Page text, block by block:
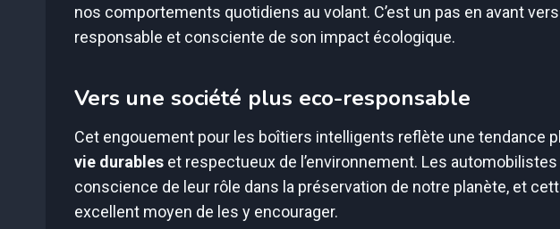
nos comportements quotidiens au volant. C’est un pas en avant
responsable et consciente de son impact écologique.
Vers une société plus eco-responsable
Cet engouement pour les boîtiers intelligents reflète une tendance
vie durables et respectueux de l’environnement. Les
conscience de leur rôle dans la préservation de notre planète, et
excellent moyen de les y encourager.